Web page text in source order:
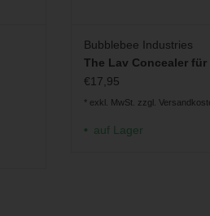
Bubblebee Industries
The Lav Concealer für
€17,95
* exkl. MwSt. zzgl.
auf Lager